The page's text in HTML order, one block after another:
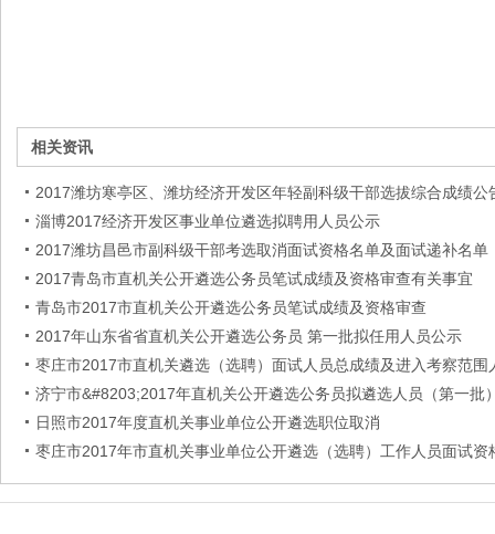
相关资讯
2017潍坊寒亭区、潍坊经济开发区年轻副科级干部选拔综合成绩公
淄博2017经济开发区事业单位遴选拟聘用人员公示
2017潍坊昌邑市副科级干部考选取消面试资格名单及面试递补名单
2017青岛市直机关公开遴选公务员笔试成绩及资格审查有关事宜
青岛市2017市直机关公开遴选公务员笔试成绩及资格审查
2017年山东省省直机关公开遴选公务员 第一批拟任用人员公示
枣庄市2017市直机关遴选（选聘）面试人员总成绩及进入考察范围
济宁市&#8203;2017年直机关公开遴选公务员拟遴选人员（第一批
日照市2017年度直机关事业单位公开遴选职位取消
枣庄市2017年市直机关事业单位公开遴选（选聘）工作人员面试资